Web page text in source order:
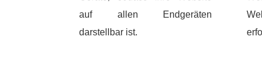
auf allen Endgeräten
darstellbar ist.